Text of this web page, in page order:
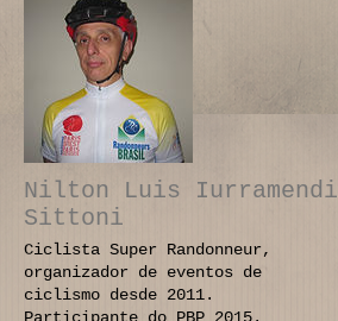
Nilton Luis Iurramendi
Sittoni
Ciclista Super Randonneur,
organizador de eventos de
ciclismo desde 2011.